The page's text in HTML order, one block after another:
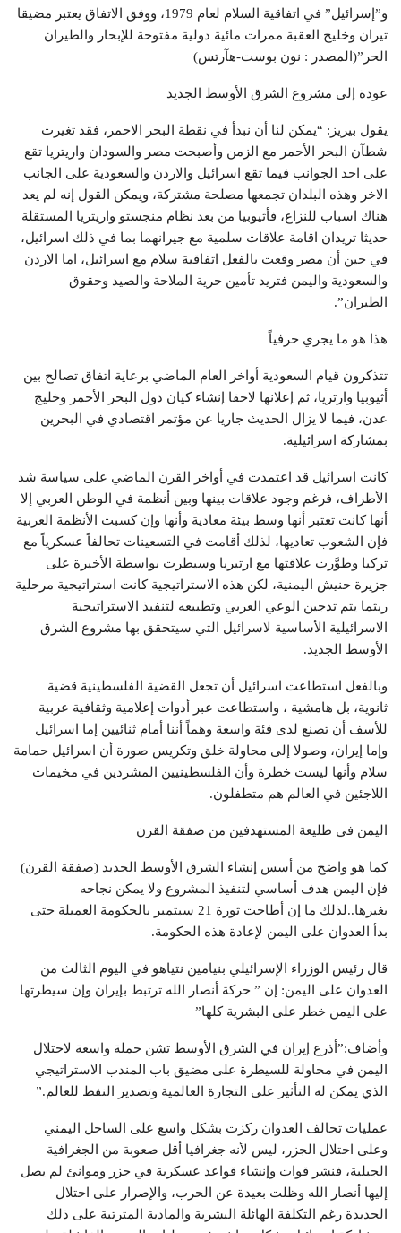
و”إسرائيل” في اتفاقية السلام لعام 1979، ووفق الاتفاق يعتبر مضيقا
تيران وخليج العقبة ممرات مائية دولية مفتوحة للإبحار والطيران
الحر”(المصدر : نون بوست-هآرتس)
عودة إلى مشروع الشرق الأوسط الجديد
يقول بيريز: “يمكن لنا أن نبدأ في نقطة البحر الاحمر، فقد تغيرت
شطآن البحر الأحمر مع الزمن وأصبحت مصر والسودان واريتريا تقع
على احد الجوانب فيما تقع اسرائيل والاردن والسعودية على الجانب
الاخر وهذه البلدان تجمعها مصلحة مشتركة، ويمكن القول إنه لم يعد
هناك اسباب للنزاع، فأثيوبيا من بعد نظام منجستو واريتريا المستقلة
حديثا تريدان اقامة علاقات سلمية مع جيرانهما بما في ذلك اسرائيل،
في حين أن مصر وقعت بالفعل اتفاقية سلام مع اسرائيل، اما الاردن
والسعودية واليمن فتريد تأمين حرية الملاحة والصيد وحقوق
الطيران”.
هذا هو ما يجري حرفياً
تتذكرون قيام السعودية أواخر العام الماضي برعاية اتفاق تصالح بين
أثيوبيا وارتريا، ثم إعلانها لاحقا إنشاء كيان دول البحر الأحمر وخليج
عدن، فيما لا يزال الحديث جاريا عن مؤتمر اقتصادي في البحرين
بمشاركة اسرائيلية.
كانت اسرائيل قد اعتمدت في أواخر القرن الماضي على سياسة شد
الأطراف، فرغم وجود علاقات بينها وبين أنظمة في الوطن العربي إلا
أنها كانت تعتبر أنها وسط بيئة معادية وأنها وإن كسبت الأنظمة العربية
فإن الشعوب تعاديها، لذلك أقامت في التسعينات تحالفاً عسكرياً مع
تركيا وطوَّرت علاقتها مع ارتيريا وسيطرت بواسطة الأخيرة على
جزيرة حنيش اليمنية، لكن هذه الاستراتيجية كانت استراتيجية مرحلية
ريثما يتم تدجين الوعي العربي وتطبيعه لتنفيذ الاستراتيجية
الاسرائيلية الأساسية لاسرائيل التي سيتحقق بها مشروع الشرق
الأوسط الجديد.
وبالفعل استطاعت اسرائيل أن تجعل القضية الفلسطينية قضية
ثانوية، بل هامشية ، واستطاعت عبر أدوات إعلامية وثقافية عربية
للأسف أن تصنع لدى فئة واسعة وهماً أننا أمام ثنائيين إما اسرائيل
وإما إيران، وصولا إلى محاولة خلق وتكريس صورة أن اسرائيل حمامة
سلام وأنها ليست خطرة وأن الفلسطينيين المشردين في مخيمات
اللاجئين في العالم هم متطفلون.
اليمن في طليعة المستهدفين من صفقة القرن
كما هو واضح من أسس إنشاء الشرق الأوسط الجديد (صفقة القرن)
فإن اليمن هدف أساسي لتنفيذ المشروع ولا يمكن نجاحه
بغيرها..لذلك ما إن أطاحت ثورة 21 سبتمبر بالحكومة العميلة حتى
بدأ العدوان على اليمن لإعادة هذه الحكومة.
قال رئيس الوزراء الإسرائيلي بنيامين نتياهو في اليوم الثالث من
العدوان على اليمن: إن ” حركة أنصار الله ترتبط بإيران وإن سيطرتها
على اليمن خطر على البشرية كلها”
وأضاف:”أذرع إيران في الشرق الأوسط تشن حملة واسعة لاحتلال
اليمن في محاولة للسيطرة على مضيق باب المندب الاستراتيجي
الذي يمكن له التأثير على التجارة العالمية وتصدير النفط للعالم.”
عمليات تحالف العدوان ركزت بشكل واسع على الساحل اليمني
وعلى احتلال الجزر، ليس لأنه جغرافيا أقل صعوبة من الجغرافية
الجبلية، فنشر قوات وإنشاء قواعد عسكرية في جزر وموانئ لم يصل
إليها أنصار الله وظلت بعيدة عن الحرب، والإصرار على احتلال
الحديدة رغم التكلفة الهائلة البشرية والمادية المترتبة على ذلك